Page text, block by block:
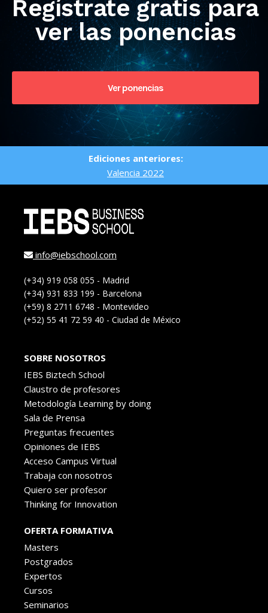
Regístrate gratis para
ver las ponencias
Ver ponencias
Ediciones anteriores:
Valencia 2022
info@iebschool.com
(+34) 919 058 055 - Madrid
(+34) 931 833 199 - Barcelona
(+59) 8 2711 6748 - Montevideo
(+52) 55 41 72 59 40 - Ciudad de México
SOBRE NOSOTROS
IEBS Biztech School
Claustro de profesores
Metodología Learning by doing
Sala de Prensa
Preguntas frecuentes
Opiniones de IEBS
Acceso Campus Virtual
Trabaja con nosotros
Quiero ser profesor
Thinking for Innovation
OFERTA FORMATIVA
Masters
Postgrados
Expertos
Cursos
Seminarios